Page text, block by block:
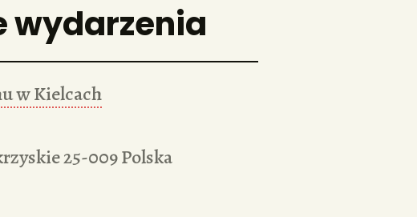
wydarzenia
w Kielcach
25-009Polska